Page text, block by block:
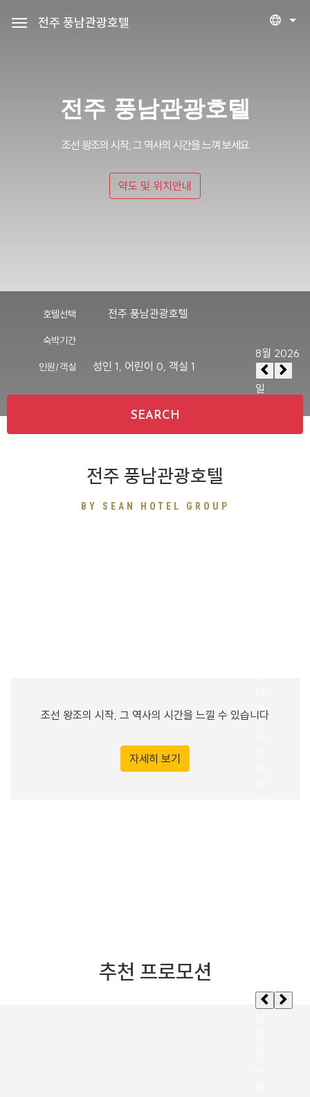
전주 풍남관광호텔
전주 풍남관광호텔
전주 풍남관광호텔
조선 왕조의 시작, 그 역사의 시간을 느껴 보세요
약도 및 위치안내
호텔선택 전주 풍남관광호텔
숙박기간
인원/객실 성인 1, 어린이 0, 객실 1
SEARCH
전주 풍남관광호텔
BY SEAN HOTEL GROUP
조선 왕조의 시작, 그 역사의 시간을 느낄 수 있습니다
자세히 보기
추천 프로모션